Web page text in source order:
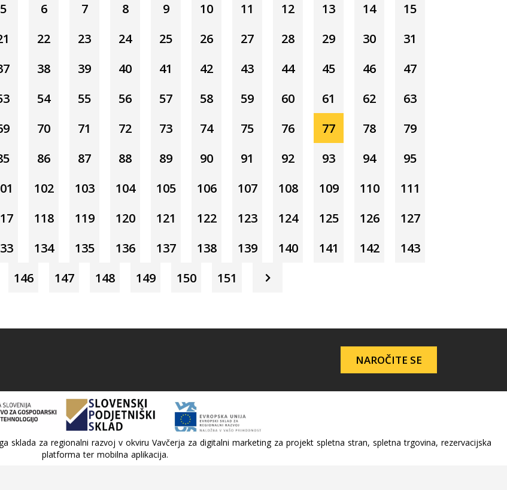
5 6 7 8 9 10 11 12 13 14
15
22 23 24 25 26 27 28 29 30
31
38 39 40 41 42 43 44 45 46
47
54 55 56 57 58 59 60 61 62
63
70 71 72 73 74 75 76 77 78
79
86 87 88 89 90 91 92 93 94
95
102 103 104 105 106 107 108 109 110
111
118 119 120 121 122 123 124 125 126
127
134 135 136 137 138 139 140 141 142
143
146 147 148 149 150 151
NAROČITE SE
sklada za regionalni razvoj v okviru Vavčerja za digitalni marketing za projekt spletna stran, spletna trgovina, rezervacijska
platforma ter mobilna aplikacija.